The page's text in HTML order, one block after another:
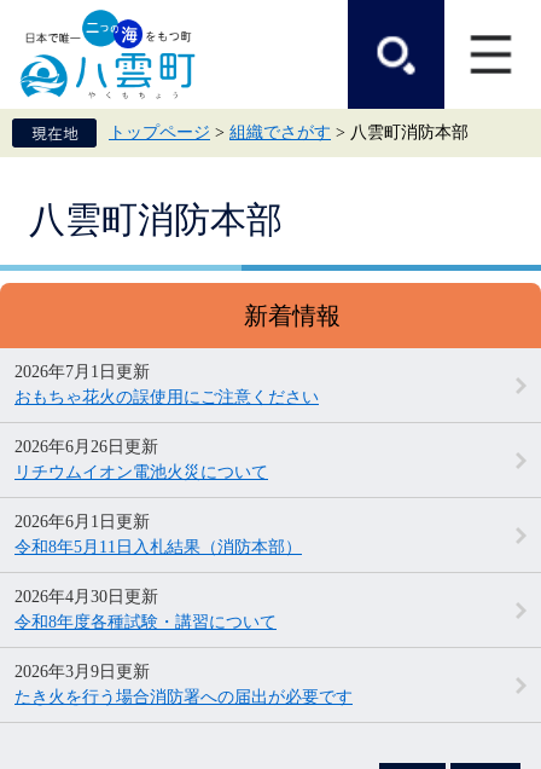
頭
で
す。
飛
ば
し
トップページ > 組織でさがす > 八雲町消防本部
八雲町消防本部
新着情報
2026年7月1日更新
おもちゃ花火の誤使用にご注意ください
2026年6月26日更新
リチウムイオン電池火災について
2026年6月1日更新
令和8年5月11日入札結果（消防本部）
2026年4月30日更新
令和8年度各種試験・講習について
2026年3月9日更新
たき火を行う場合消防署への届出が必要です